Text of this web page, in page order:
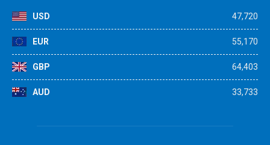
USD 47,720
EUR 55,170
GBP 64,403
AUD 33,733